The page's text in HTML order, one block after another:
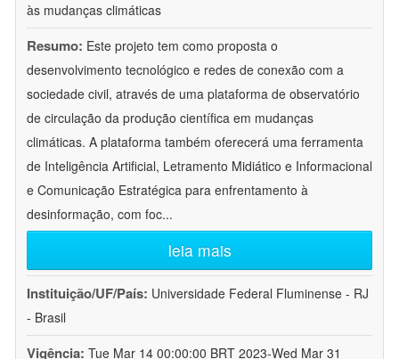
às mudanças climáticas
Resumo: Este projeto tem como proposta o
desenvolvimento tecnológico e redes de conexão com a
sociedade civil, através de uma plataforma de observatório
de circulação da produção científica em mudanças
climáticas. A plataforma também oferecerá uma ferramenta
de Inteligência Artificial, Letramento Midiático e Informacional
e Comunicação Estratégica para enfrentamento à
desinformação, com foc...
leia mais
Instituição/UF/País: Universidade Federal Fluminense - RJ
- Brasil
Vigência: Tue Mar 14 00:00:00 BRT 2023-Wed Mar 31